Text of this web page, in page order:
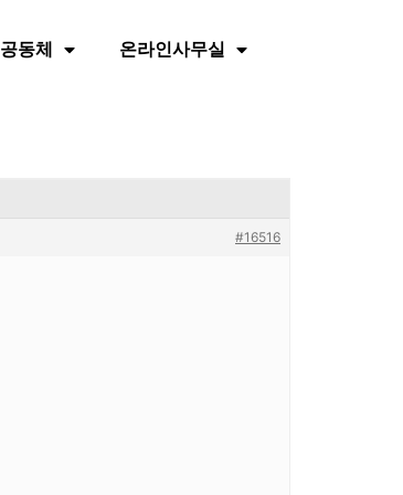
공동체 온라인사무실
#16516